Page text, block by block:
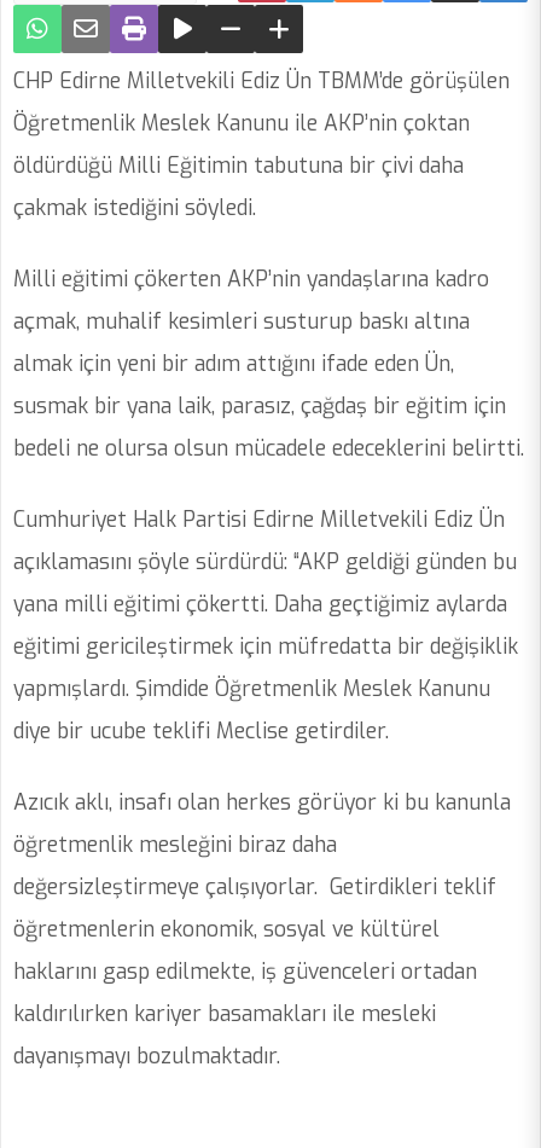
CHP Edirne Milletvekili Ediz Ün TBMM’de görüşülen
Öğretmenlik Meslek Kanunu ile AKP’nin çoktan
öldürdüğü Milli Eğitimin tabutuna bir çivi daha
çakmak istediğini söyledi.
Milli eğitimi çökerten AKP’nin yandaşlarına kadro
açmak, muhalif kesimleri susturup baskı altına
almak için yeni bir adım attığını ifade eden Ün,
susmak bir yana laik, parasız, çağdaş bir eğitim için
bedeli ne olursa olsun mücadele edeceklerini belirtti.
Cumhuriyet Halk Partisi Edirne Milletvekili Ediz Ün
açıklamasını şöyle sürdürdü: “AKP geldiği günden bu
yana milli eğitimi çökertti. Daha geçtiğimiz aylarda
eğitimi gericileştirmek için müfredatta bir değişiklik
yapmışlardı. Şimdide Öğretmenlik Meslek Kanunu
diye bir ucube teklifi Meclise getirdiler.
Azıcık aklı, insafı olan herkes görüyor ki bu kanunla
öğretmenlik mesleğini biraz daha
değersizleştirmeye çalışıyorlar. Getirdikleri teklif
öğretmenlerin ekonomik, sosyal ve kültürel
haklarını gasp edilmekte, iş güvenceleri ortadan
kaldırılırken kariyer basamakları ile mesleki
dayanışmayı bozulmaktadır.